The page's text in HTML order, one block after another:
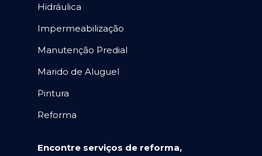
Hidráulica
Impermeabilização
Manutenção Predial
Marido de Aluguel
Pintura
Reforma
Encontre serviços de reforma,